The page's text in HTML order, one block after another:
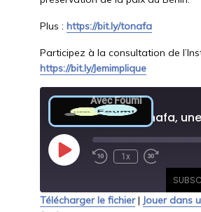
Plus : https://bit.ly/tonafa
Participez à la consultation de
https://bit.ly/Jemimplique
Avec Foumi
Play
EpisodeRewind
Seconds
1x
Fast
30
Télécharger le fichier| Jouer dans